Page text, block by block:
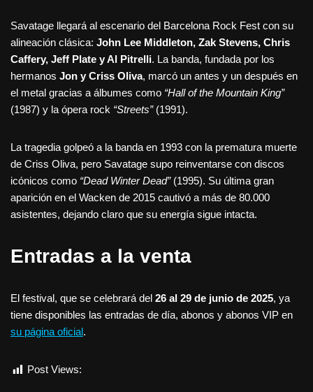
Savatage llegará al escenario del Barcelona Rock Fest con su
alineación clásica: John Lee Middleton, Zak Stevens, Chris
Caffery, Jeff Plate y Al Pitrelli. La banda, fundada por los
hermanos Jon y Criss Oliva, marcó un antes y un después en
el metal gracias a álbumes como “Hall of the Mountain King”
(1987) y la ópera rock “Streets”(1991).
La tragedia golpeó a la banda en 1993 con la prematura muerte
de Criss Oliva, pero Savatage supo reinventarse con discos
icónicos como “Dead Winter Dead”(1995). Su última gran
aparición en el Wacken de 2015 cautivó a más de 80.000
asistentes, dejando claro que su energía sigue intacta.
Entradas a la venta
El festival, que se celebrará del 26 al 29 de junio de 2025, ya
tiene disponibles las entradas de día, abonos y abonos VIP en
su página oficial.
Post Views: